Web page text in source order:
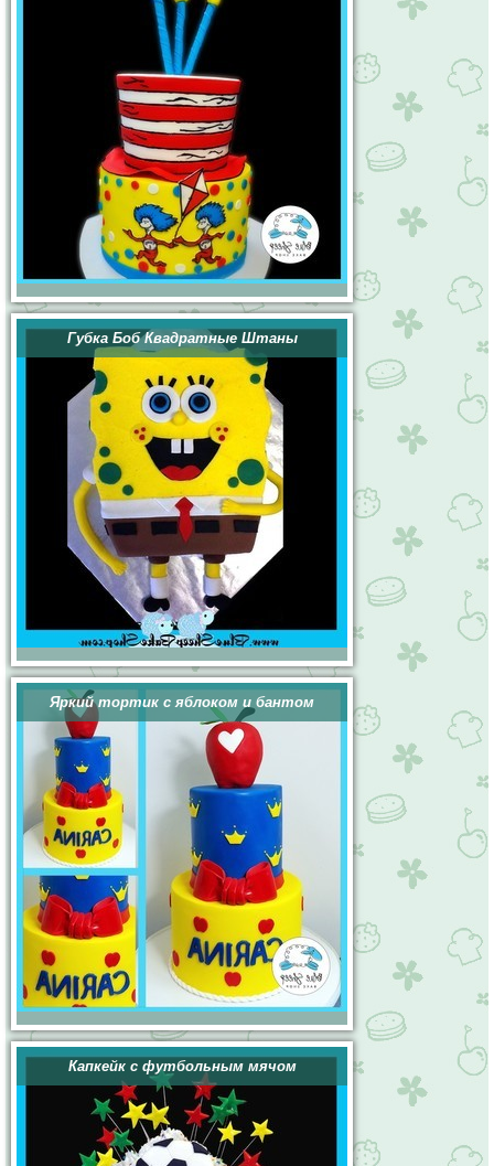
Губка Боб Квадратные Штаны
Яркий тортик с яблоком и бантом
Капкейк с футбольным мячом